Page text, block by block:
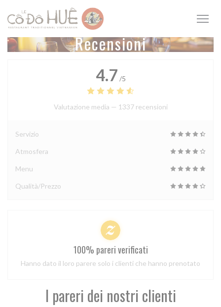
Personalizzazione delle tue scelte sui cookie
Recensioni
I pareri dei nostri clienti
4.7 /5
Valutazione media — 1337 recensioni
Servizio
Atmosfera
Menu
Qualità/Prezzo
100% pareri verificati
Hanno dato il loro parere solo i clienti che hanno prenotato